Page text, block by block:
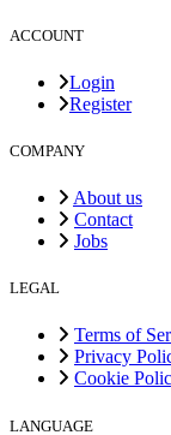
ACCOUNT
Login
Register
COMPANY
About us
Contact
Jobs
LEGAL
Terms of
Privacy
Cookie
LANGUAGE